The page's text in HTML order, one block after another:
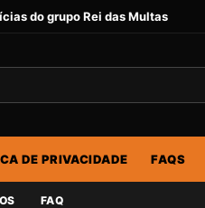
do grupo Rei das Multas
DE PRIVACIDADE FAQS
FAQ